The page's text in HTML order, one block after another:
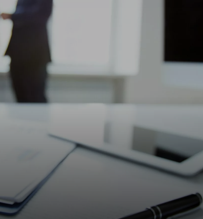
ürün sunumu, hızlı ve güvenilir servis anlayışı ile
amaçlıyoruz.